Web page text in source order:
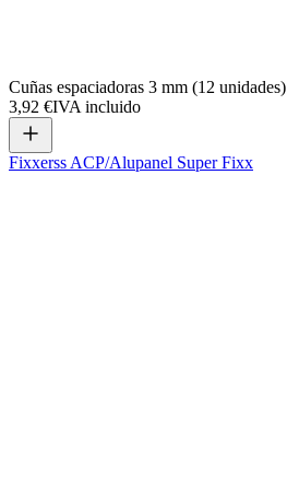
Cuñas espaciadoras 3 mm (12 unidades)
3,92 €IVA incluido
Fixxerss ACP/Alupanel Super Fixx